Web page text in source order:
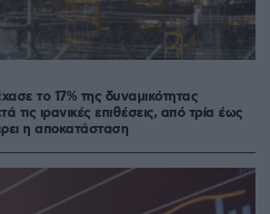
το 17% της δυναμικότητας
τις ιρανικές επιθέσεις, από τρία έως
η αποκατάσταση